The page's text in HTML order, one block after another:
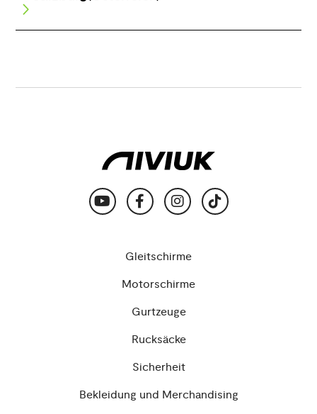
Gleitschirme
Motorschirme
Gurtzeuge
Rucksäcke
Sicherheit
Bekleidung und Merchandising